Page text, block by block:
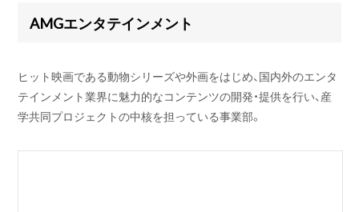
AMGエンタテインメント
ヒット映画である動物シリーズや外画をはじめ、国内外のエンタ
テインメント業界に魅力的なコンテンツの開発・提供を行い、産
学共同プロジェクトの中核を担っている事業部。